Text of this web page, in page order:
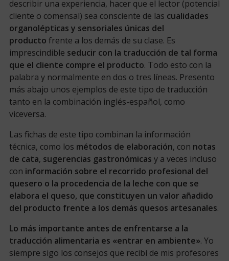
describir una experiencia, hacer que el lector (potencial
cliente o comensal) sea consciente de las cualidades
organolépticas y sensoriales únicas del
producto frente a los demás de su clase. Es
imprescindible seducir con la traducción de tal forma
que el cliente compre el producto. Todo esto con la
palabra y normalmente en dos o tres líneas. Presento
más abajo unos ejemplos de este tipo de traducción
tanto en la combinación inglés-español, como
viceversa.
Las fichas de este tipo combinan la información
técnica, como los métodos de elaboración, con notas
de cata, sugerencias gastronómicas y a veces incluso
con información sobre el recorrido profesional del
quesero o la procedencia de la leche con que se
elabora el queso, que constituyen un valor añadido
del producto frente a los demás quesos artesanales.
Lo más importante antes de enfrentarse a la
traducción alimentaria es «entrar en ambiente». Yo
siempre sigo los consejos que recibí de mis profesores